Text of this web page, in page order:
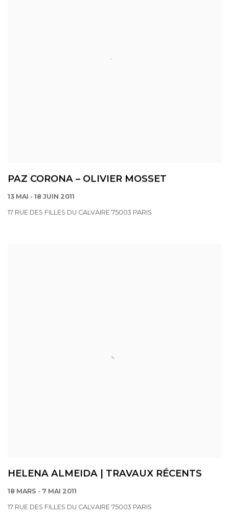
PAZ CORONA – OLIVIER MOSSET
13 MAI - 18 JUIN 2011
17 RUE DES FILLES DU CALVAIRE 75003 PARIS
HELENA ALMEIDA | TRAVAUX RÉCENTS
18 MARS - 7 MAI 2011
17 RUE DES FILLES DU CALVAIRE 75003 PARIS